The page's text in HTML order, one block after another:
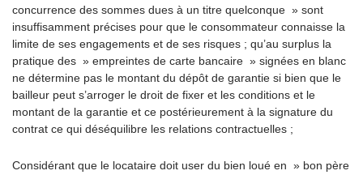
concurrence des sommes dues à un titre quelconque » sont
insuffisamment précises pour que le consommateur connaisse la
limite de ses engagements et de ses risques ; qu’au surplus la
pratique des » empreintes de carte bancaire » signées en blanc
ne détermine pas le montant du dépôt de garantie si bien que le
bailleur peut s’arroger le droit de fixer et les conditions et le
montant de la garantie et ce postérieurement à la signature du
contrat ce qui déséquilibre les relations contractuelles ;
Considérant que le locataire doit user du bien loué en » bon père